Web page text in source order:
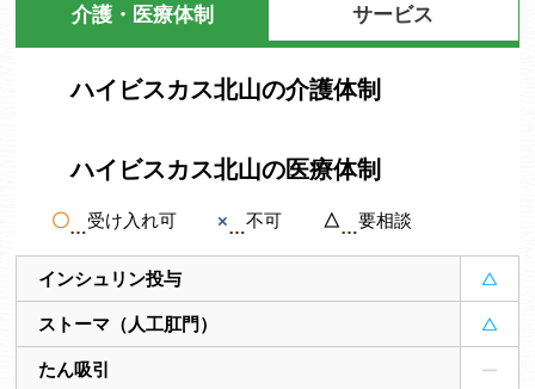
介護・医療体制 サービス
ハイビスカス北山の介護体制
ハイビスカス北山の医療体制
〇 受け入れ可 × 不可 △ 要相談
インシュリン投与
ストーマ（人工肛門）
たん吸引